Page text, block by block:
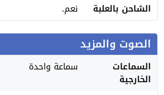
الشاحن بالعلبة
نعم.
الصوت والمزيد
السماعات
الخارجية
سماعة واحدة